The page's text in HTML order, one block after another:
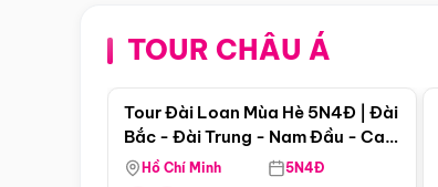
TOUR CHÂU ÁĐiểm nổi bật
Tour Đài Loan Mùa Hè 5N4Đ | Đài
Bắc - Đài Trung - Nam Đầu - Cao
Hùng ( Bay Vn)
Hồ Chí Minh 5N4Đ